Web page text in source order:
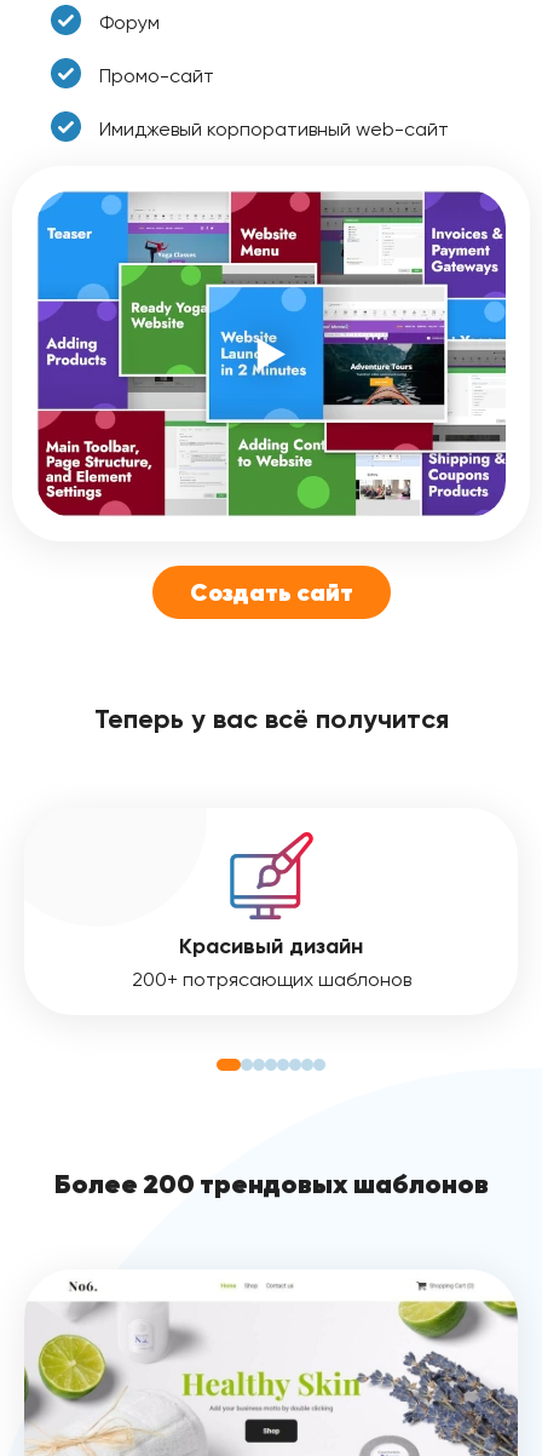
Форум
Промо-сайт
Имиджевый корпоративный web-сайт
Создать сайт
Теперь у вас всё получится
Красивый дизайн
200+ потрясающих шаблонов
Более 200 трендовых шаблонов